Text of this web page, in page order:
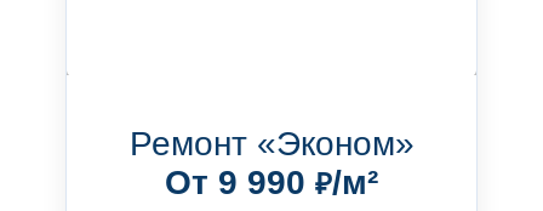
Ремонт «Эконом»
От 9 990 ₽/м²